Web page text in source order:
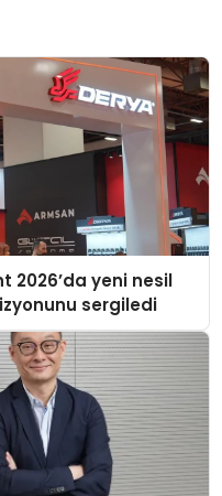
2026’da yeni nesil
sergiledi